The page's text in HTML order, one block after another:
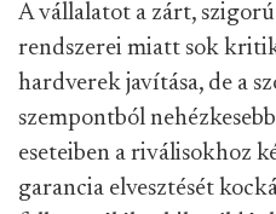
A vállalatot a zárt,
rendszerei miatt sok
hardverek javítása, de a
szempontból
eseteiben a riválisokhoz
garancia elvesztését